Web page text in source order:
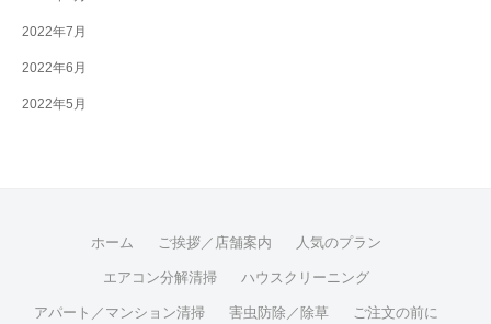
2022年7月
2022年6月
2022年5月
ホーム ご挨拶／店舗案内 人気のプラン
エアコン分解清掃 ハウスクリーニング
アパート／マンション清掃 害虫防除／除草 ご注文の前に